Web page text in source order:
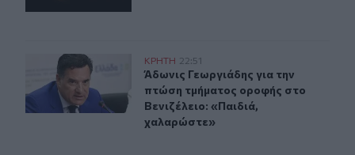
Άδωνις Γεωργιάδης για την πτώση τμήματος οροφής
ΚΡΗΤΗ 22:51
Άδωνις Γεωργιάδης για την πτώση
Άδωνις Γεωργιάδης για την
πτώση τμήματος οροφής στο
Βενιζέλειο: «Παιδιά,
χαλαρώστε»